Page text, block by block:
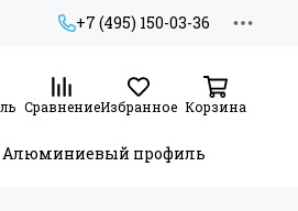
+7 (495) 150-03-36
СравнениеИзбранное Корзина
Алюминиевый профиль